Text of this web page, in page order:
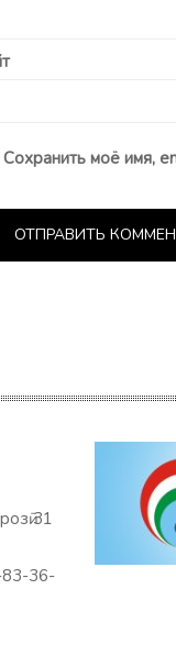
Сохранить моё имя,
31
36-